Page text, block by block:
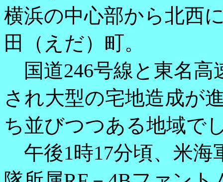
横浜の中心部から北西
田（えだ）町。
国道246号線と東名高
され大型の宅地造成が
ち並びつつある地域で
午後1時17分頃、米海